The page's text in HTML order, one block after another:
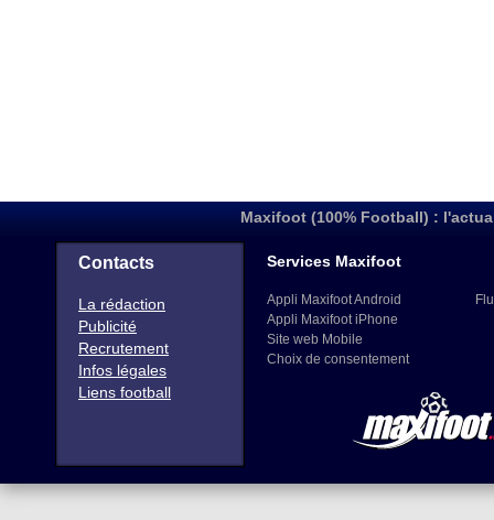
Maxifoot (100% Football) :
Contacts
La rédaction
Publicité
Recrutement
Infos légales
Liens football
Services Maxifoot
Appli Maxifoot Android
Appli Maxifoot iPhone
Site web Mobile
Choix de consentement